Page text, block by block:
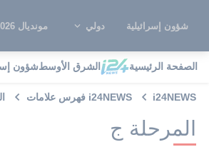
شؤون إسرائيلية دولي مونديال 2026
الصفحة الرئيسية الشرق الأوسطشؤون
i24NEWS i24NEWS فهرس علامات
المرحلة ج